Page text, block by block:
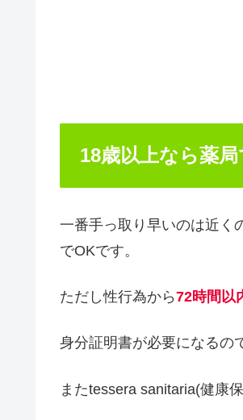
18歳以上なら薬
一番手っ取り早いのは近く
でOKです。
ただし性行為から72時間以
身分証明書が必要になるの
またtessera sanitaria(健康